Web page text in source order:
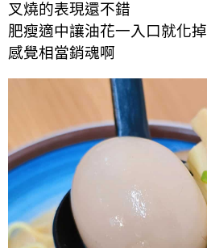
叉燒的表現還不錯
肥瘦適中讓油花一入口就化掉
感覺相當銷魂啊